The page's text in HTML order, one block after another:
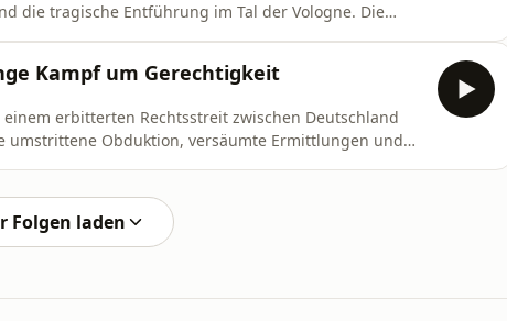
die tragische Entführung im Tal der Vologne. Die
Kampf um Gerechtigkeit
erbitterten Rechtsstreit zwischen Deutschland
umstrittene Obduktion, versäumte Ermittlungen und
Folgen laden